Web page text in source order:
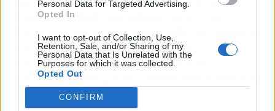
Personal Data for Targeted Advertising.
Opted In
I want to opt-out of Collection, Use,
Retention, Sale, and/or Sharing of my
Personal Data that Is Unrelated with the
Purposes for which it was collected.
Opted Out
CONFIRM
este cambio hacia las galletas sin azúcar,
convirtiéndose en la marca aliada del creciente
contingente de personas que están
comprometidas con un consumo más
consciente, pero que no quieren renunciar a las
deliciosas galletas.